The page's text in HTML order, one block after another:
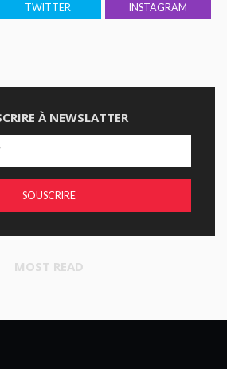
TWITTER INSTAGRAM
À NEWSLATTER
SOUSCRIRE
MOST READ